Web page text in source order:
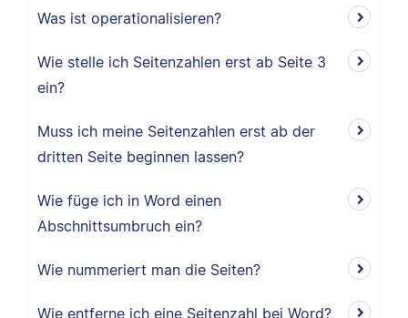
Was ist operationalisieren?
Wie stelle ich Seitenzahlen erst ab Seite 3
ein?
Muss ich meine Seitenzahlen erst ab der
dritten Seite beginnen lassen?
Wie füge ich in Word einen
Abschnittsumbruch ein?
Wie nummeriert man die Seiten?
Wie entferne ich eine Seitenzahl bei Word?